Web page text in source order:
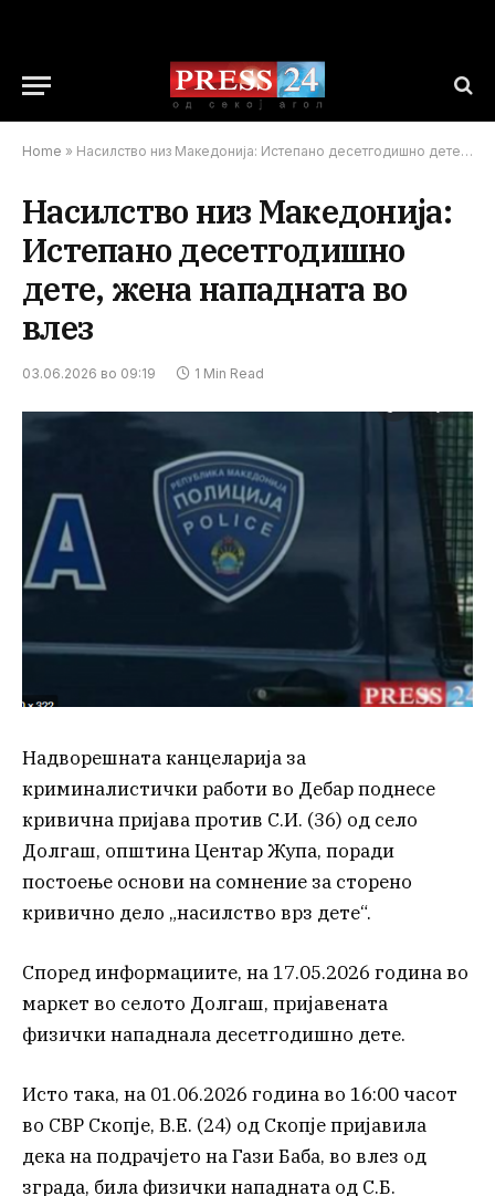
Home » Насилство низ Македонија: Истепано десетгодишно дете, жена нападната во влез
Насилство низ Македонија:
Истепано десетгодишно
дете, жена нападната во
влез
03.06.2026 во 09:19 1 Min Read
Надворешната канцеларија за
криминалистички работи во Дебар поднесе
кривична пријава против С.И. (36) од село
Долгаш, општина Центар Жупа, поради
постоење основи на сомнение за сторено
кривично дело „насилство врз дете“.
Според информациите, на 17.05.2026 година во
маркет во селото Долгаш, пријавената
физички нападнала десетгодишно дете.
Исто така, на 01.06.2026 година во 16:00 часот
во СВР Скопје, В.Е. (24) од Скопје пријавила
дека на подрачјето на Гази Баба, во влез од
зграда, била физички нападната од С.Б.